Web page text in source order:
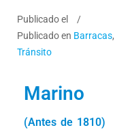
Publicado el
Publicado en Barracas,
Tránsito
Marino
(Antes de 1810)